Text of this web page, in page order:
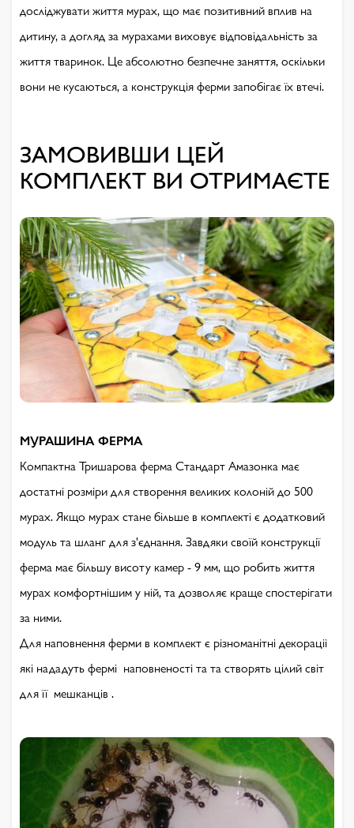
досліджувати життя мурах, що має позитивний вплив на
дитину, а догляд за мурахами виховує відповідальність за
життя тваринок. Це абсолютно безпечне заняття, оскільки
вони не кусаються, а конструкція ферми запобігає їх втечі.
ЗАМОВИВШИ ЦЕЙ
КОМПЛЕКТ ВИ ОТРИМАЄТЕ
МУРАШИНА ФЕРМА
Компактна Тришарова ферма Стандарт Амазонка має
достатні розміри для створення великих колоній до 500
мурах. Якщо мурах стане більше в комплекті є додатковий
модуль та шланг для з'єднання. Завдяки своїй конструкції
ферма має більшу висоту камер - 9 мм, що робить життя
мурах комфортнішим у ній, та дозволяє краще спостерігати
за ними.
Для наповнення ферми в комплект є різноманітні декораціі
які нададуть фермі наповненості та та створять цілий світ
для її мешканців .